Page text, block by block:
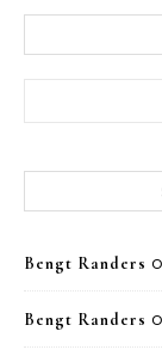
Bengt Randers
Bengt Randers